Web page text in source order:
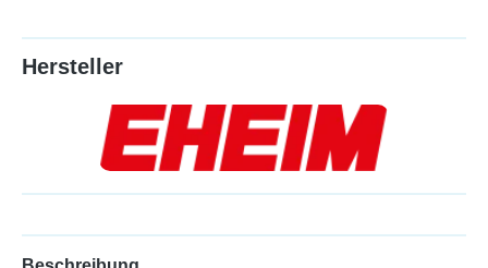
Hersteller